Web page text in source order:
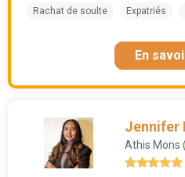
Rachat de soulte Expatriés
En
Jennifer
Athis Mons